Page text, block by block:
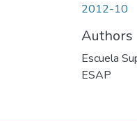
2012-10
Authors
Escuela
ESAP